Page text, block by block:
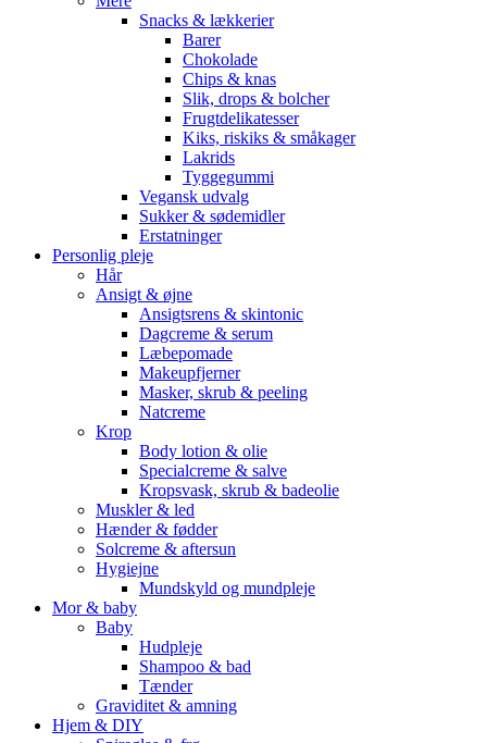
Snacks & lækkerier
Barer
Chokolade
Chips & knas
Slik, drops & bolcher
Frugtdelikatesser
Kiks, riskiks & småkager
Lakrids
Tyggegummi
Vegansk udvalg
Sukker & sødemidler
Erstatninger
Personlig pleje
Hår
Ansigt & øjne
Ansigtsrens & skintonic
Dagcreme & serum
Læbepomade
Makeupfjerner
Masker, skrub & peeling
Natcreme
Krop
Body lotion & olie
Specialcreme & salve
Kropsvask, skrub & badeolie
Muskler & led
Hænder & fødder
Solcreme & aftersun
Hygiejne
Mundskyld og mundpleje
Mor & baby
Baby
Hudpleje
Shampoo & bad
Tænder
Graviditet & amning
Hjem & DIY